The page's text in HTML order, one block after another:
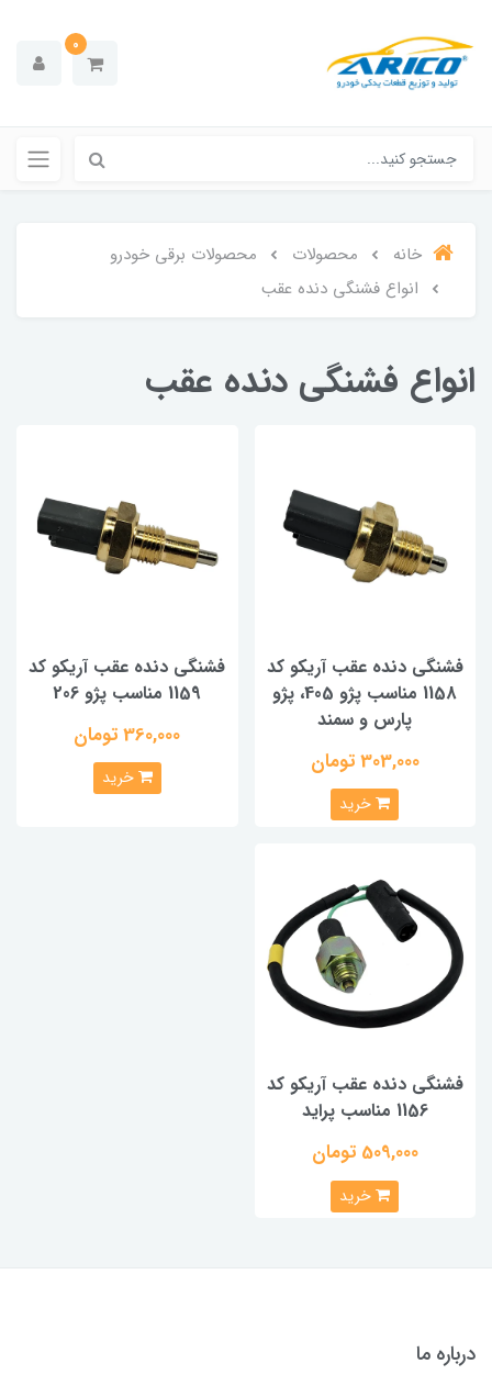
0
خانه محصولات
محصولات برقی خودرو
انواع فشنگی دنده عقب
انواع فشنگی دنده عقب
فشنگی دنده عقب آریکو کد
1158 مناسب پژو 405، پژو
پارس و سمند
303,000 تومان
خرید
فشنگی دنده عقب آریکو کد
1159 مناسب پژو 206
360,000 تومان
خرید
فشنگی دنده عقب آریکو کد
1156 مناسب پراید
509,000 تومان
خرید
درباره ما